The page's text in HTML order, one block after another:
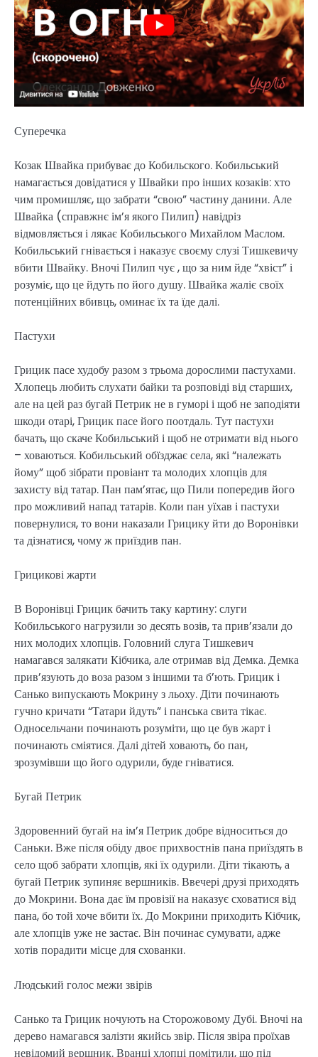
Суперечка
Козак Швайка прибуває до Кобильского. Кобильський
намагається довідатися у Швайки про інших козаків: хто
чим промишляє, що забрати “свою” частину данини. Але
Швайка (справжнє ім’я якого Пилип) навідріз
відмовляється і лякає Кобильського Михайлом Маслом.
Кобильський гнівається і наказує своєму слузі Тишкевичу
вбити Швайку. Вночі Пилип чує , що за ним йде “хвіст” і
розуміє, що це йдуть по його душу. Швайка жаліє своїх
потенційних вбивць, оминає їх та їде далі.
Пастухи
Грицик пасе худобу разом з трьома дорослими пастухами.
Хлопець любить слухати байки та розповіді від старших,
але на цей раз бугай Петрик не в гуморі і щоб не заподіяти
шкоди отарі, Грицик пасе його поотдаль. Тут пастухи
бачать, що скаче Кобильський і щоб не отримати від нього
– ховаються. Кобильський обїзджає села, які “належать
йому” щоб зібрати провіант та молодих хлопців для
захисту від татар. Пан пам’ятає, що Пили попередив його
про можливий напад татарів. Коли пан уїхав і пастухи
повернулися, то вони наказали Грицику йти до Воронівки
та дізнатися, чому ж приїздив пан.
Грицикові жарти
В Воронівці Грицик бачить таку картину: слуги
Кобильського нагрузили зо десять возів, та прив’язали до
них молодих хлопців. Головний слуга Тишкевич
намагався залякати Кібчика, але отримав від Демка. Демка
прив’язують до воза разом з іншими та б’ють. Грицик і
Санько випускають Мокрину з льоху. Діти починають
гучно кричати “Татари йдуть” і панська свита тікає.
Односельчани починають розуміти, що це був жарт і
починають сміятися. Далі дітей ховають, бо пан,
зрозумівши що його одурили, буде гніватися.
Бугай Петрик
Здоровенний бугай на ім’я Петрик добре відноситься до
Саньки. Вже після обіду двоє прихвостнів пана приїздять в
село щоб забрати хлопців, які їх одурили. Діти тікають, а
бугай Петрик зупиняє вершників. Ввечері друзі приходять
до Мокрини. Вона дає їм провізії на наказує сховатися від
пана, бо той хоче вбити їх. До Мокрини приходить Кібчик,
але хлопців уже не застає. Він починає сумувати, адже
хотів порадити місце для схованки.
Людський голос межи звірів
Санько та Грицик ночують на Сторожовому Дубі. Вночі на
дерево намагався залізти якийсь звір. Після звіра проїхав
невідомий вершник. Вранці хлопці помітили, що під